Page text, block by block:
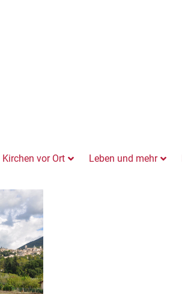
Kirchen vor Ort Leben und mehr